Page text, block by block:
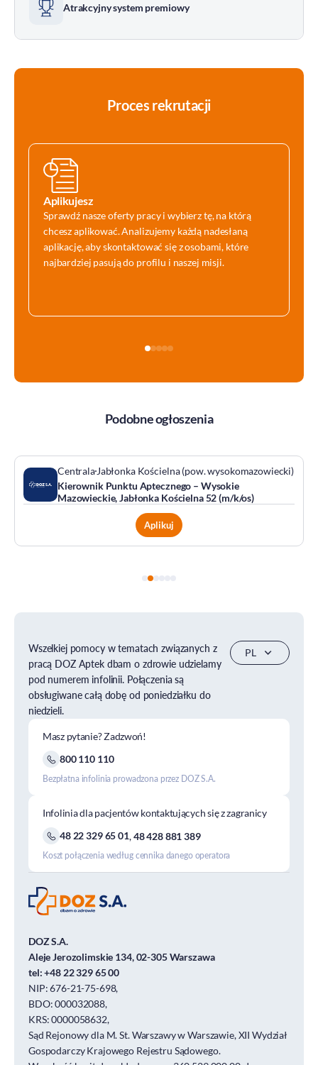
Atrakcyjny system premiowy
Proces rekrutacji
Aplikujesz
Sprawdź nasze oferty pracy i wybierz tę, na którą
chcesz aplikować. Analizujemy każdą nadesłaną
aplikację, aby skontaktować się z osobami, które
najbardziej pasują do profilu i naszej misji.
Podobne ogłoszenia
CentralaJabłonka Kościelna (pow. wysokomazowiecki)
Kierownik Punktu Aptecznego – Wysokie
Mazowieckie, Jabłonka Kościelna 52 (m/k/os)
Aplikuj
Wszelkiej pomocy w tematach związanych z
pracą DOZ Aptek dbam o zdrowie udzielamy
pod numerem infolinii. Połączenia są
obsługiwane całą dobę od poniedziałku do
niedzieli.
Masz pytanie? Zadzwoń!
800 110 110
Bezpłatna infolinia prowadzona przez DOZ S.A.
Infolinia dla pacjentów kontaktujących się z zagranicy
48 22 329 65 01,48 428 881 389
Koszt połączenia według cennika danego operatora
DOZ S.A.
Aleje Jerozolimskie 134, 02-305 Warszawa
tel:+48 22 329 65 00
NIP: 676-21-75-698,
BDO: 000032088,
KRS: 0000058632,
Sąd Rejonowy dla M. St. Warszawy w Warszawie, XII Wydział
Gospodarczy Krajowego Rejestru Sądowego.